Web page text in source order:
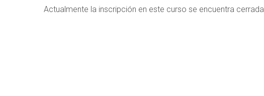
Actualmente la inscripción en este curso se encuentra cerrada.